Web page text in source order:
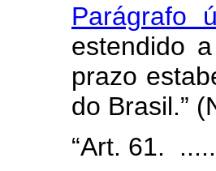
Parágrafo
estendido
prazo
do Brasil.”
“Art. 61.